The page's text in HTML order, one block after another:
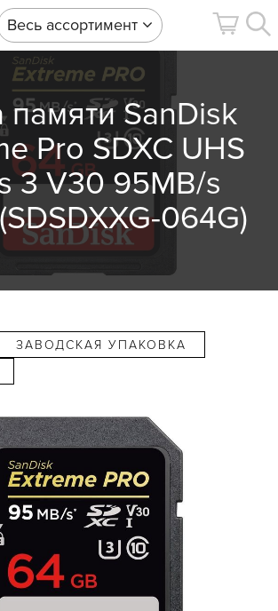
Весь ассортимент
памяти SanDisk
Pro SDXC UHS
3 V30 95MB/s
064G)
ЗАВОДСКАЯ УПАКОВКА